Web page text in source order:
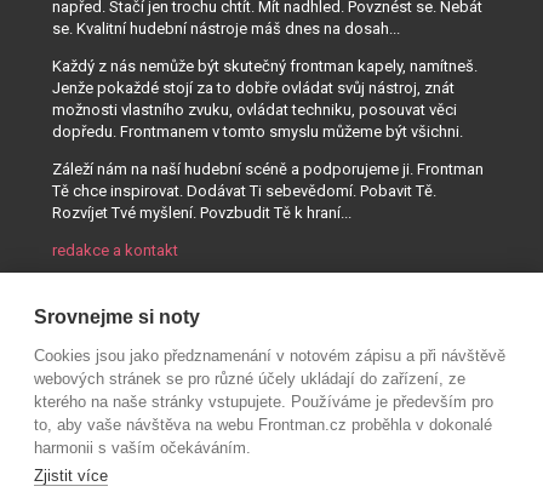
napřed. Stačí jen trochu chtít. Mít nadhled. Povznést se. Nebát
se. Kvalitní hudební nástroje máš dnes na dosah...
Každý z nás nemůže být skutečný frontman kapely, namítneš.
Jenže pokaždé stojí za to dobře ovládat svůj nástroj, znát
možnosti vlastního zvuku, ovládat techniku, posouvat věci
dopředu. Frontmanem v tomto smyslu můžeme být všichni.
Záleží nám na naší hudební scéně a podporujeme ji. Frontman
Tě chce inspirovat. Dodávat Ti sebevědomí. Pobavit Tě.
Rozvíjet Tvé myšlení. Povzbudit Tě k hraní...
redakce a kontakt
Srovnejme si noty
Cookies jsou jako předznamenání v notovém zápisu a při návštěvě
webových stránek se pro různé účely ukládají do zařízení, ze
kterého na naše stránky vstupujete. Používáme je především pro
to, aby vaše návštěva na webu Frontman.cz proběhla v dokonalé
harmonii s vaším očekáváním.
Zjistit více